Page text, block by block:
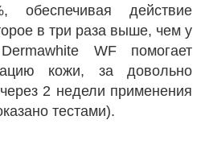
обеспечивая действие
в три раза выше, чем у
WF помогает
кожи, за довольно
2 недели применения
тестами).